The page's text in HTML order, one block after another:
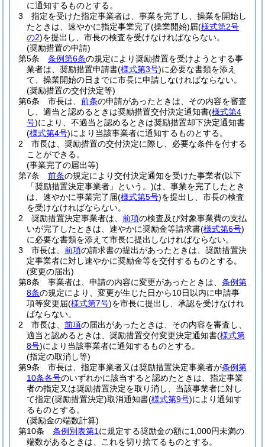
に通知するものとする。
3
指定を受けた指定事業者は、事業を完了し、操業を開始し
たときは、速やかに指定事業完了(操業開始)届(様式第2号
の2)を提出し、市長の検査を受けなければならない。
(奨励措置の申請)
第5条
条例第6条の規定により奨励措置を受けようとする事
業者は、奨励措置申請書(様式第3号)に必要な書類を添え
て、操業開始の日までに市長に申請しなければならない。
(奨励措置の交付決定等)
第6条
市長は、 前条の申請があったときは、その内容を審査
し、適当と認めるときは奨励措置交付決定通知書(様式第4
号)により、不適当と認めるときは奨励措置却下決定通知書
(様式第4号)により当該事業者に通知するものとする。
2
市長は、奨励措置の交付決定に際し、必要な条件を付する
ことができる。
(事業完了の届出等)
第7条
前条の規定により交付決定通知を受けた事業者(以下
「奨励措置決定事業者」という。)は、事業を完了したとき
は、速やかに事業完了届(様式第5号)を提出し、市長の検査
を受けなければならない。
2
奨励措置決定事業者は、 前項の検査及び対象事業費の支払
いが完了したときは、速やかに奨励金等請求書(様式第6号)
に必要な書類を添えて市長に提出しなければならない。
3
市長は、 前項の請求書の提出があったときは、奨励措置決
定事業者に対し速やかに奨励金等を交付するものとする。
(変更の届出)
第8条
事業者は、申請の内容に変更があったときは、 条例第
8条の規定により、変更が生じた日から10日以内に申請事
項等変更届(様式第7号)を市長に提出し、承認を受けなけれ
ばならない。
2
市長は、 前項の届出があったときは、その内容を審査し、
適当と認めるときは、奨励措置交付変更決定通知書(様式第
8号)により当該事業者に通知するものとする。
(指定の取消し等)
第9条
市長は、指定事業者又は奨励措置決定事業者が条例第
10条各号のいずれかに該当すると認めたときは、指定事業
者の指定又は奨励措置決定を取り消し、当該事業者に対し
て指定(奨励措置決定)取消通知書(様式第9号)により通知す
るものとする。
(奨励金の端数計算)
第10条
条例別表第1 に規定する奨励金の額に1,000円未満の
端数があるときは、これを切り捨てるものとする。